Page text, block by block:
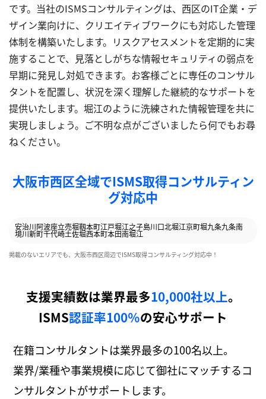
です。当社のISMSコンサルティングは、西区のIT企業・デ
ザイン業向けに、クリエイティブワークにも対応した管理
体制を構築いたします。リスクアセスメントを定期的に実
施することで、見落としがちな情報セキュリティの弱点を
早期に発見し対処できます。お客様ごとに専任のコンサル
タントを配置し、状況を深く理解した継続的なサポートを
提供いたします。堀江のように洗練された情報管理を共に
実現しましょう。ご不明な点がございましたら何でもお尋
ねください。
大阪市西区全域でISMS取得コンサルティン
グ対応中
安治川阿波座立売堀靱本町江戸堀江之子島川口北堀江京町堀九条九条南
境川新町千代崎土佐堀西本町本田南堀江
掲載のないエリアでも、大阪市西区周辺でISMS取得コンサルティング対応中！
支援実績数は業界最多10,000社以上。
ISMS認証率100％の安心サポート
在籍コンサルタントは業界最多の100名以上。
業界/業種や事業規模に応じて御社にマッチするコ
ンサルタントがサポートします。